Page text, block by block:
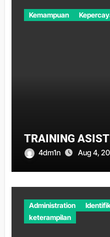
Kemampuan
TRAINING
4dm1n Aug 4,
Administration
keterampilan